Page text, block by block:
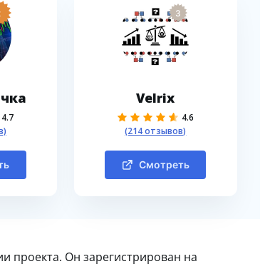
4.7
3
Velrix
4.6
(214 отзывов)
Смотреть
проекта. Он зарегистрирован на